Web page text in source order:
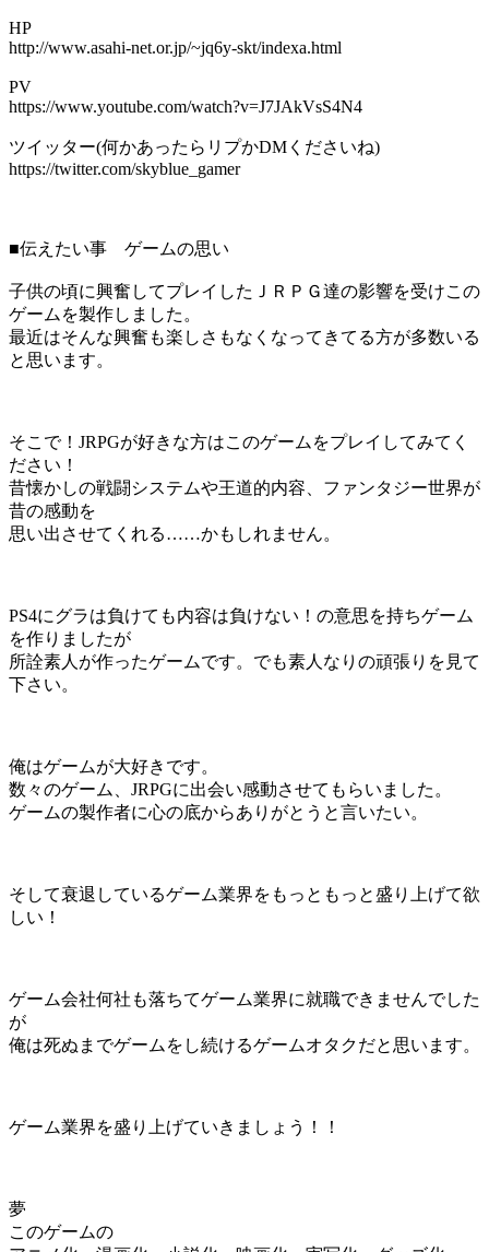
HP
http://www.asahi-net.or.jp/~jq6y-skt/indexa.html
PV
https://www.youtube.com/watch?v=J7JAkVsS4N4
ツイッター(何かあったらリプかDMくださいね)
https://twitter.com/skyblue_gamer
■伝えたい事 ゲームの思い
子供の頃に興奮してプレイしたＪＲＰＧ達の影響を受けこの
ゲームを製作しました。
最近はそんな興奮も楽しさもなくなってきてる方が多数いる
と思います。
そこで！JRPGが好きな方はこのゲームをプレイしてみてく
ださい！
昔懐かしの戦闘システムや王道的内容、ファンタジー世界が
昔の感動を
思い出させてくれる……かもしれません。
PS4にグラは負けても内容は負けない！の意思を持ちゲーム
を作りましたが
所詮素人が作ったゲームです。でも素人なりの頑張りを見て
下さい。
俺はゲームが大好きです。
数々のゲーム、JRPGに出会い感動させてもらいました。
ゲームの製作者に心の底からありがとうと言いたい。
そして衰退しているゲーム業界をもっともっと盛り上げて欲
しい！
ゲーム会社何社も落ちてゲーム業界に就職できませんでした
が
俺は死ぬまでゲームをし続けるゲームオタクだと思います。
ゲーム業界を盛り上げていきましょう！！
夢
このゲームの